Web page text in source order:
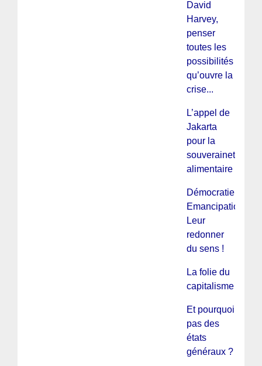
David
Harvey,
penser
toutes les
possibilités
qu’ouvre la
crise...
L’appel de
Jakarta
pour la
souveraineté
alimentaire
Démocratie,
Emancipation,
Leur
redonner
du sens !
La folie du
capitalisme
Et pourquoi
pas des
états
généraux ?